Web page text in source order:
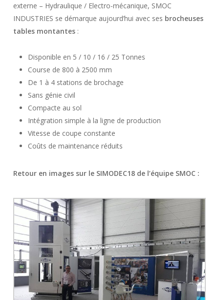
externe – Hydraulique / Electro-mécanique, SMOC
INDUSTRIES se démarque aujourd’hui avec ses brocheuses
tables montantes:
Disponible en 5 / 10 / 16 / 25 Tonnes
Course de 800 à 2500 mm
De 1 à 4 stations de brochage
Sans génie civil
Compacte au sol
Intégration simple à la ligne de production
Vitesse de coupe constante
Coûts de maintenance réduits
Retour en images sur le SIMODEC18 de l’équipe SMOC :